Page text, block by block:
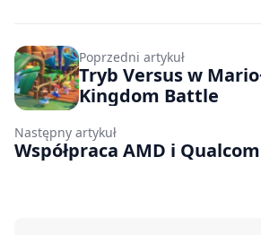
Poprzedni artykuł
Tryb Versus w
Kingdom Battle
Następny artykuł
Współpraca AMD i